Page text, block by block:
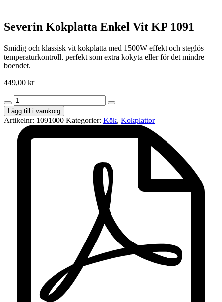
Severin Kokplatta Enkel Vit KP 1091
Smidig och klassisk vit kokplatta med 1500W effekt och steglös
temperaturkontroll, perfekt som extra kokyta eller för det mindre
boendet.
449,00 kr
Severin
Kokplatta
Enkel
Vit
Lägg till i varukorg
Artikelnr: 1091000 Kategorier: Kök, Kokplattor